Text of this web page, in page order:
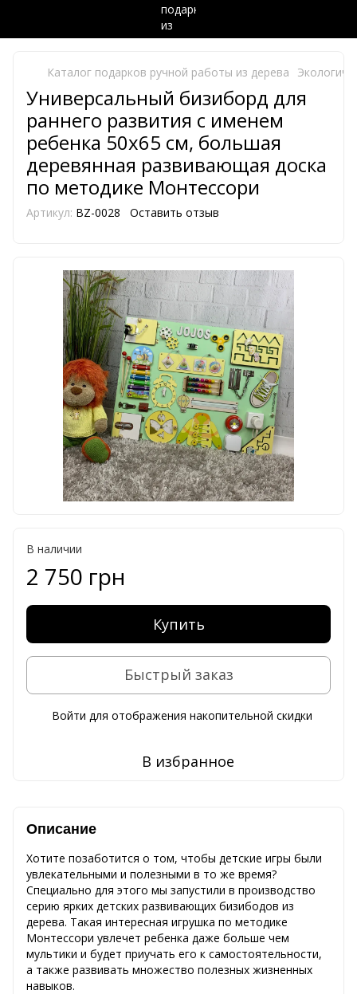
Каталог подарков ручной работы из дерева
Универсальный бизиборд для
раннего развития с именем
ребенка 50х65 см, большая
деревянная развивающая доска
по методике Монтессори
Артикул: BZ-0028 Оставить отзыв
В наличии
2 750 грн
Купить
Быстрый заказ
Войти для отображения накопительной скидки
В избранное
Описание
Хотите позаботится о том, чтобы детские игры были
увлекательными и полезными в то же время?
Специально для этого мы запустили в производство
серию ярких детских развивающих бизибодов из
дерева. Такая интересная игрушка по методике
Монтессори увлечет ребенка даже больше чем
мультики и будет приучать его к самостоятельности,
а также развивать множество полезных жизненных
навыков.